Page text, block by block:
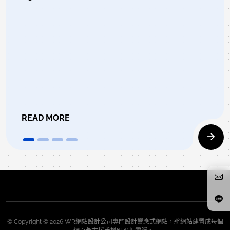
READ MORE
© Copyright © 2026 WR網站設計公司專門設計響應式網站，將網站建置成每個